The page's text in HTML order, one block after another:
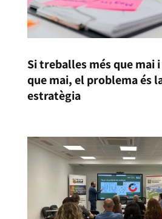
Si treballes més que mai
que mai, el problema és
estratègia